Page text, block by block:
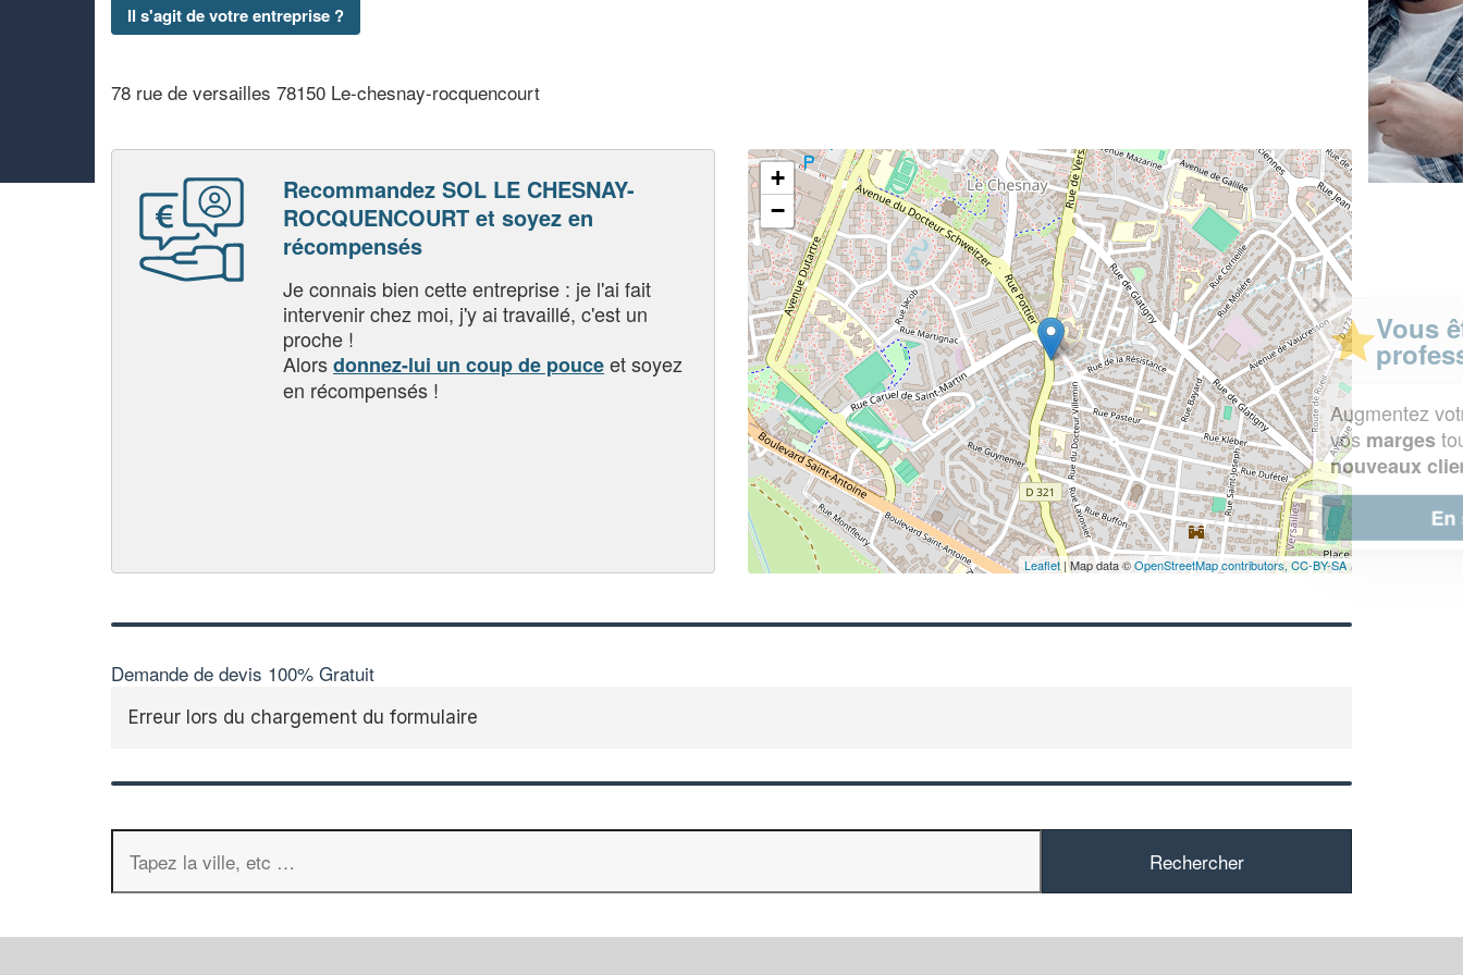
Il s'agit de votre entreprise ?
78 rue de versailles 78150 Le-chesnay-rocquencourt
Recommandez SOL LE CHESNAY-
ROCQUENCOURT et soyez en
récompensés
Je connais bien cette entreprise : je l'ai fait
intervenir chez moi, j'y ai travaillé, c'est un
proche !
Alorsdonnez-lui un coup de pouceet soyez
en récompensés !
+
−
Leaflet | Map data ©OpenStreetMap contributors,CC-BY-SA
Demande de devis 100% Gratuit
Erreur lors du chargement du formulaire
✕
Vous êtes un
professionnel ?
Augmentez votrechiffre d'affaireset
vosmargestout en gagnant de
nouveaux clients!
En savoir plus